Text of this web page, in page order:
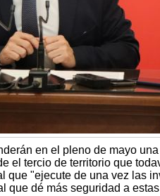
en el pleno de mayo
el tercio de territorio que
que "ejecute de una vez las
que dé más seguridad a